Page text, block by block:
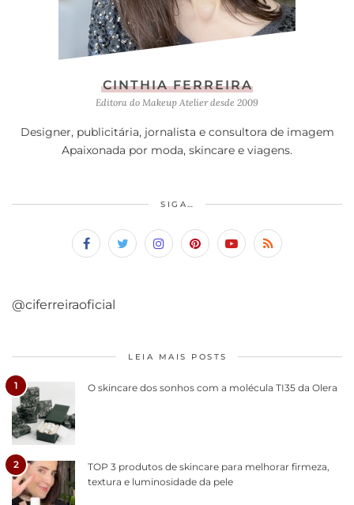
CINTHIA FERREIRA
Editora do Makeup Atelier desde 2009
Designer, publicitária, jornalista e consultora de imagem
Apaixonada por moda, skincare e viagens.
SIGA…
@ciferreiraoficial
LEIA MAIS POSTS
1 O skincare dos sonhos com a molécula TI35 da Olera
2
TOP 3 produtos de skincare para melhorar firmeza,
textura e luminosidade da pele